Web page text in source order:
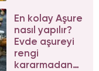
En kolay Aşure
nasıl yapılır?
Evde aşureyi
rengi
kararmadan